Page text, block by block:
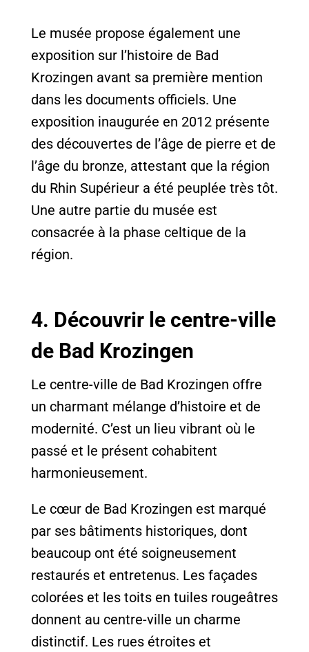
Le musée propose également une
exposition sur l’histoire de Bad
Krozingen avant sa première mention
dans les documents officiels. Une
exposition inaugurée en 2012 présente
des découvertes de l’âge de pierre et de
l’âge du bronze, attestant que la région
du Rhin Supérieur a été peuplée très tôt.
Une autre partie du musée est
consacrée à la phase celtique de la
région.
4. Découvrir le centre-ville
de Bad Krozingen
Le centre-ville de Bad Krozingen offre
un charmant mélange d’histoire et de
modernité. C’est un lieu vibrant où le
passé et le présent cohabitent
harmonieusement.
Le cœur de Bad Krozingen est marqué
par ses bâtiments historiques, dont
beaucoup ont été soigneusement
restaurés et entretenus. Les façades
colorées et les toits en tuiles rougeâtres
donnent au centre-ville un charme
distinctif. Les rues étroites et